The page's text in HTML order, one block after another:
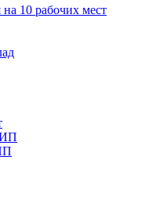
10 рабочих мест
ИП